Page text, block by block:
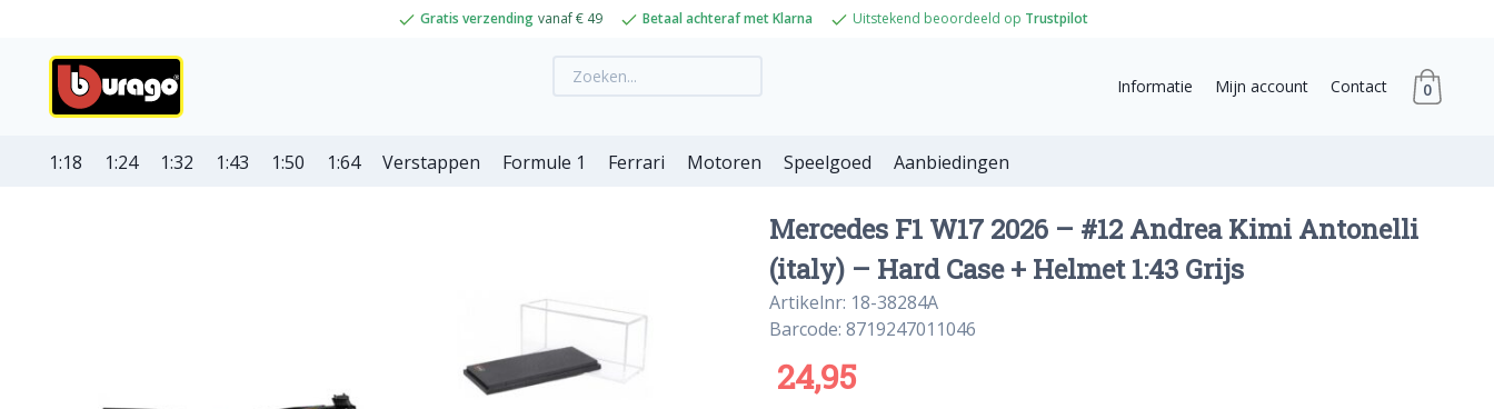
Gratis verzending vanaf € 49 Betaal achteraf met Klarna Uitstekend beoordeeld op Trustpilot
Informatie Mijn account Contact 0
1:18 1:24 1:32 1:43 1:50 1:64 Verstappen Formule 1 Ferrari Motoren Speelgoed Aanbiedingen
Mercedes F1 W17 2026 – #12 Andrea Kimi Antonelli
(italy) – Hard Case + Helmet 1:43 Grijs
Artikelnr: 18-38284A
Barcode: 8719247011046
24,95